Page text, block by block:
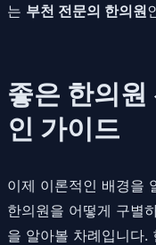
는 부천 전문의 한의원
좋은 한의원
인 가이드
이제 이론적인 배경을
한의원을 어떻게 구별
을 알아볼 차례입니다.